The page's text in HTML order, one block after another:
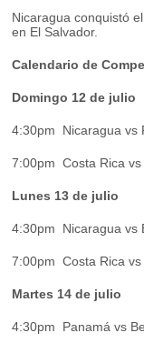
Nicaragua conquistó
en El Salvador.
Calendario de
Domingo 12 de julio
4:30pm Nicaragua vs
7:00pm Costa Rica vs
Lunes 13 de julio
4:30pm Nicaragua vs
7:00pm Costa Rica vs
Martes 14 de julio
4:30pm Panamá vs